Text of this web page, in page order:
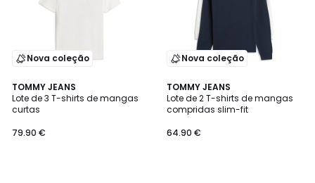
Nova coleção
TOMMY JEANS
Lote de 3 T-shirts de mangas
curtas
79.90 €
Nova coleção
TOMMY JEANS
Lote de 2 T-shirts de mangas
compridas slim-fit
64.90 €